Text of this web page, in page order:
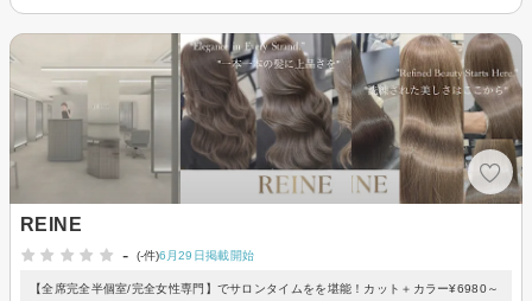
REINE
-
(-件)6月29日掲載開始
【全席完全半個室/完全女性専門】でサロンタイムをを堪能！カット＋カラー¥6980～